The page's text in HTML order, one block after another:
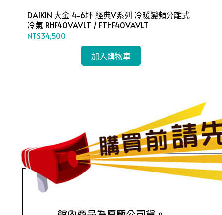
DAIKIN 大金 4-6坪 經典V系列 冷暖變頻分離式
冷氣 RHF40VAVLT / FTHF40VAVLT
NT$34,500
加入購物車